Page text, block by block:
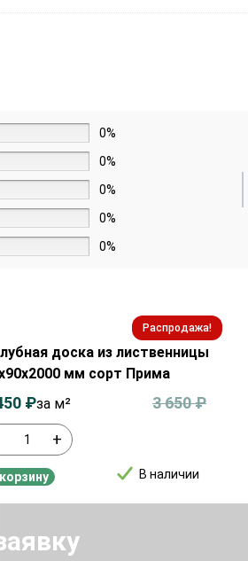
0%
0%
0%
0%
0%
Распродажа!
доска из лиственницы
мм сорт Прима
+
В наличии
3 650₽
₽за м²
корзину